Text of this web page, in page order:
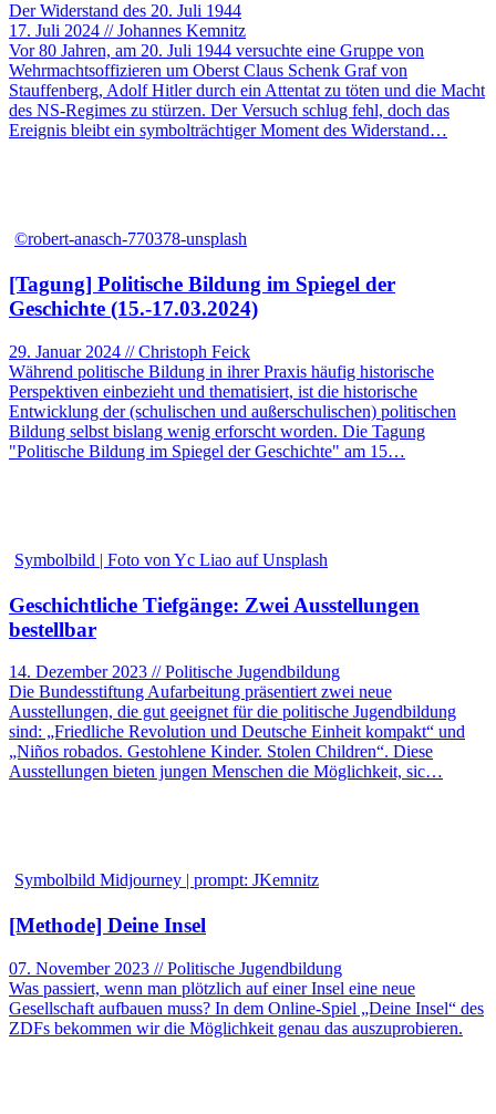
Der Widerstand des 20. Juli 1944
17. Juli 2024 // Johannes Kemnitz
Vor 80 Jahren, am 20. Juli 1944 versuchte eine Gruppe von
Wehrmachtsoffizieren um Oberst Claus Schenk Graf von
Stauffenberg, Adolf Hitler durch ein Attentat zu töten und die Macht
des NS-Regimes zu stürzen. Der Versuch schlug fehl, doch das
Ereignis bleibt ein symbolträchtiger Moment des Widerstand…
©robert-anasch-770378-unsplash
[Tagung] Politische Bildung im Spiegel der
Geschichte (15.-17.03.2024)
29. Januar 2024 // Christoph Feick
Während politische Bildung in ihrer Praxis häufig historische
Perspektiven einbezieht und thematisiert, ist die historische
Entwicklung der (schulischen und außerschulischen) politischen
Bildung selbst bislang wenig erforscht worden. Die Tagung
"Politische Bildung im Spiegel der Geschichte" am 15…
Symbolbild | Foto von Yc Liao auf Unsplash
Geschichtliche Tiefgänge: Zwei Ausstellungen
bestellbar
14. Dezember 2023 // Politische Jugendbildung
Die Bundesstiftung Aufarbeitung präsentiert zwei neue
Ausstellungen, die gut geeignet für die politische Jugendbildung
sind: „Friedliche Revolution und Deutsche Einheit kompakt“ und
„Niños robados. Gestohlene Kinder. Stolen Children“. Diese
Ausstellungen bieten jungen Menschen die Möglichkeit, sic…
Symbolbild Midjourney | prompt: JKemnitz
[Methode] Deine Insel
07. November 2023 // Politische Jugendbildung
Was passiert, wenn man plötzlich auf einer Insel eine neue
Gesellschaft aufbauen muss? In dem Online-Spiel „Deine Insel“ des
ZDFs bekommen wir die Möglichkeit genau das auszuprobieren.